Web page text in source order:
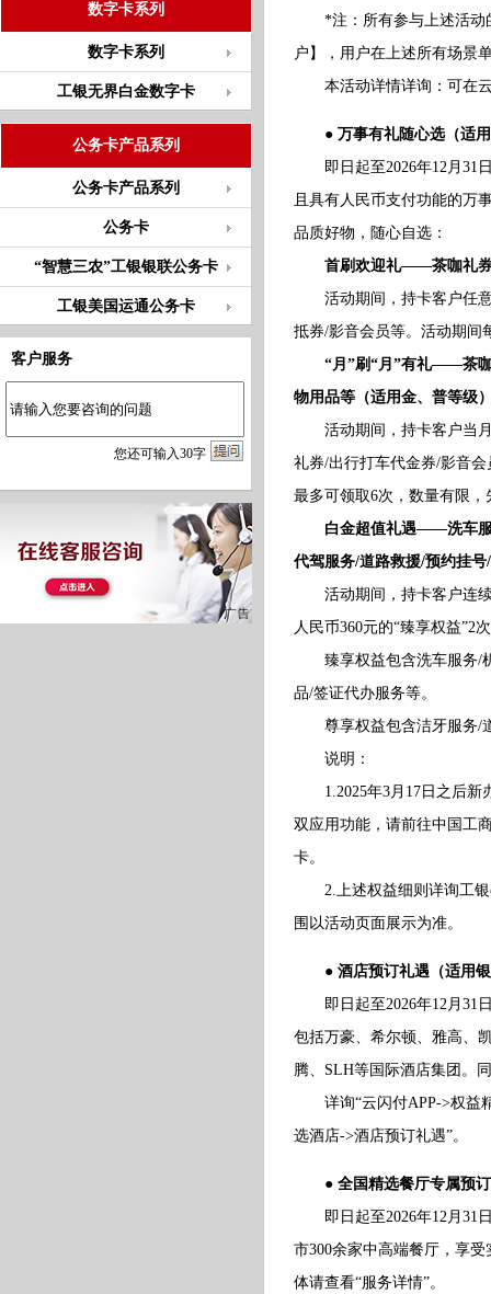
数字卡系列
数字卡系列
工银无界白金数字卡
公务卡产品系列
公务卡产品系列
公务卡
“智慧三农”工银银联公务卡
工银美国运通公务卡
客户服务
您还可输入30字
*注：所有参与上述活动的
户】，用户在上述所有场景
本活动详情详询：可在云
● 万事有礼随心选（适
即日起至2026年12月31日
且具有人民币支付功能的万
品质好物，随心自选：
首刷欢迎礼——茶咖礼券
活动期间，持卡客户任意
抵券/影音会员等。活动期间
“月”刷“月”有礼——茶
物用品等（适用金、普等级
活动期间，持卡客户当月
礼券/出行打车代金券/影音
最多可领取6次，数量有限，
白金超值礼遇——洗车服
代驾服务/道路救援/预约挂
活动期间，持卡客户连续
人民币360元的“臻享权益”2
臻享权益包含洗车服务/机
品/签证代办服务等。
尊享权益包含洁牙服务/道
说明：
1.2025年3月17日之后新
双应用功能，请前往中国
卡。
2.上述权益细则详询工银
围以活动页面展示为准。
● 酒店预订礼遇（适用
即日起至2026年12月31日
包括万豪、希尔顿、雅高、
腾、SLH等国际酒店集团。
详询“云闪付APP->权益精
选酒店->酒店预订礼遇”。
● 全国精选餐厅专属预
即日起至2026年12月31日
市300余家中高端餐厅，享
体请查看“服务详情”。